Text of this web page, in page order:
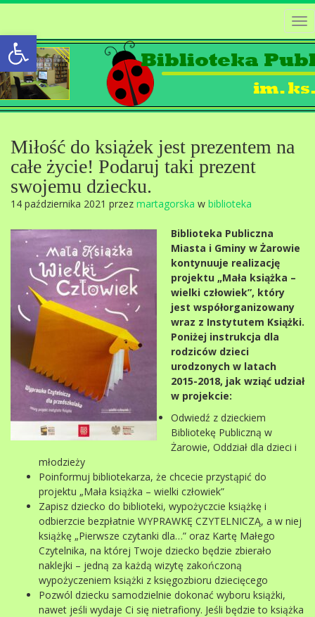
Open toolbar
Miłość do książek jest prezentem na
całe życie! Podaruj taki prezent
swojemu dziecku.
14 października 2021 przez martagorska w biblioteka
Biblioteka Publiczna
Miasta i Gminy w Żarowie
kontynuuje realizację
projektu „Mała książka –
wielki człowiek”, który
jest współorganizowany
wraz z Instytutem Książki.
Poniżej instrukcja dla
rodziców dzieci
urodzonych w latach
2015-2018, jak wziąć udział
w projekcie:
Odwiedź z dzieckiem
Bibliotekę Publiczną w
Żarowie, Oddział dla dzieci i
młodzieży
Poinformuj bibliotekarza, że chcecie przystąpić do
projektu „Mała książka – wielki człowiek”
Zapisz dziecko do biblioteki, wypożyczcie książkę i
odbierzcie bezpłatnie WYPRAWKĘ CZYTELNICZĄ, a w niej
książkę „Pierwsze czytanki dla…” oraz Kartę Małego
Czytelnika, na której Twoje dziecko będzie zbierało
naklejki – jedną za każdą wizytę zakończoną
wypożyczeniem książki z księgozbioru dziecięcego
Pozwól dziecku samodzielnie dokonać wyboru książki,
nawet jeśli wydaje Ci się nietrafiony. Jeśli będzie to książka